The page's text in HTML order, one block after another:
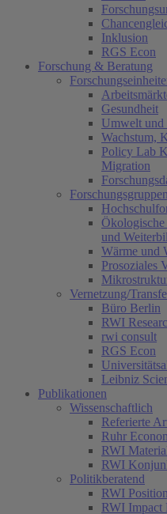
Inklusion
RGS Econ
Forschung & Beratung
Gesundheit
Umwelt und
Wachstum,
Policy Lab
Migration
Forschungsgruppen
und
Wärme und
Prosoziales
Vernetzung/
Büro Berlin
RWI
rwi consult
RGS Econ
Leibniz
Publikationen
Wissenschaftlich
Referierte
Ruhr
RWI
RWI
Politikberatend
RWI
RWI Impact